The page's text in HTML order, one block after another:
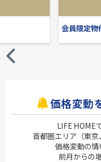
会員限定物
価格変動
LIFE HOME
首都圏エリア（東
価格変動の情
前月からの